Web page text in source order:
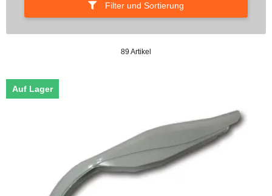
Filter und Sortierung
89 Artikel
Auf Lager